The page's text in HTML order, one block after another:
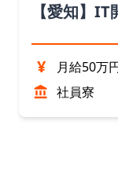
【愛知】
¥ 月給50万
社員寮